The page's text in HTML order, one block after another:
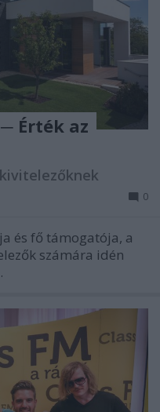
Érték az
0
és fő támogatója, a
számára idén